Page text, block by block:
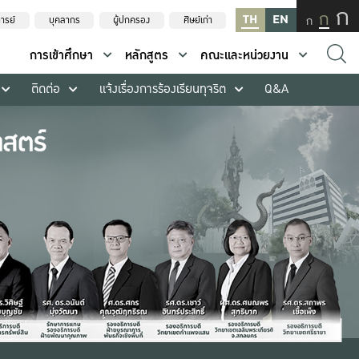
รย์ บุคลากร ผู้ปกครอง ศิษย์เก่า TH EN ก ก ก
การเข้าศึกษา หลักสูตร
คณะและหน่วยงาน
ติดต่อ
แจ้งเรื่องการร้องเรียนทุจริต Q&A